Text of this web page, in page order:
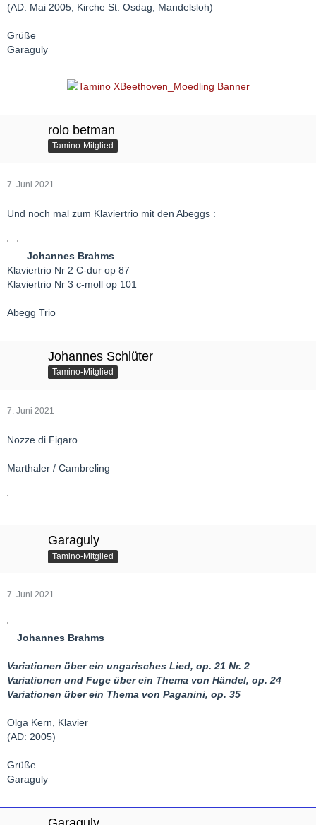
(AD: Mai 2005, Kirche St. Osdag, Mandelsloh)
Grüße
Garaguly
rolo betman
Tamino-Mitglied
7. Juni 2021
Und noch mal zum Klaviertrio mit den Abeggs :
Johannes Brahms
Klaviertrio Nr 2 C-dur op 87
Klaviertrio Nr 3 c-moll op 101
Abegg Trio
Johannes Schlüter
Tamino-Mitglied
7. Juni 2021
Nozze di Figaro
Marthaler / Cambreling
Garaguly
Tamino-Mitglied
7. Juni 2021
Johannes Brahms
Variationen über ein ungarisches Lied, op. 21 Nr. 2
Variationen und Fuge über ein Thema von Händel, op. 24
Variationen über ein Thema von Paganini, op. 35
Olga Kern, Klavier
(AD: 2005)
Grüße
Garaguly